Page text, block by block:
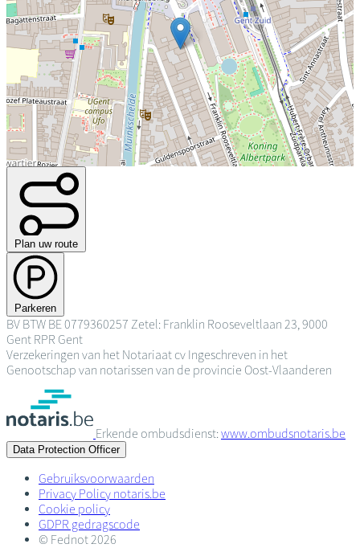
Plan uw route
Parkeren
BV BTW BE 0779360257 Zetel: Franklin Rooseveltlaan 23, 9000
Gent RPR Gent
Verzekeringen van het Notariaat cv Ingeschreven in het
Genootschap van notarissen van de provincie Oost-Vlaanderen
Erkende ombudsdienst:www.ombudsnotaris.be
Data Protection Officer
Gebruiksvoorwaarden
Privacy Policy notaris.be
Cookie policy
GDPR gedragscode
© Fednot 2026